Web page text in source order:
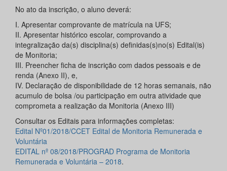
No ato da inscrição, o aluno deverá:
I. Apresentar comprovante de matrícula na UFS;
II. Apresentar histórico escolar, comprovando a
integralização da(s) disciplina(s) definidas(s)no(s) Edital(is)
de Monitoria;
III. Preencher ficha de inscrição com dados pessoais e de
renda (Anexo II), e,
IV. Declaração de disponibilidade de 12 horas semanais, não
acumulo de bolsa /ou participação em outra atividade que
comprometa a realização da Monitoria (Anexo III)
Consultar os Editais para informações completas:
Edital Nº01/2018/CCET Edital de Monitoria Remunerada e
Voluntária
EDITAL nº 08/2018/PROGRAD Programa de Monitoria
Remunerada e Voluntária – 2018.